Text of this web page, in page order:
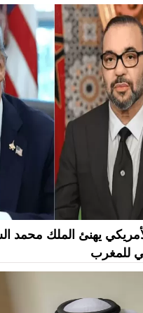
يهنئ الملك محمد
للمغرب